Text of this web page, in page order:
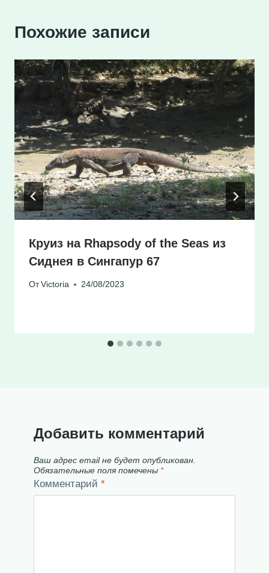
Похожие записи
Круиз на Rhapsody of the Seas из
Сиднея в Сингапур 67
От Victoria 24/08/2023
Добавить комментарий
Ваш адрес email не будет опубликован.
Обязательные поля помечены *
Комментарий *